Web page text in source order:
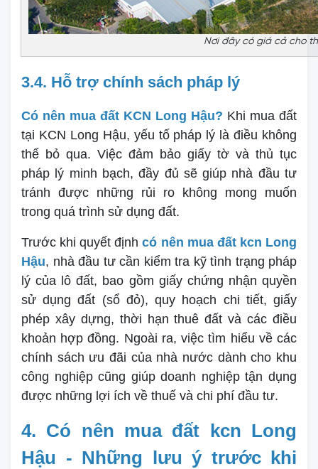
Nơi đây có giá cả cho
3.4. Hỗ trợ chính sách pháp lý
Có nên mua đất KCN Long Hậu? Khi mua đất
tại KCN Long Hậu, yếu tố pháp lý là điều không
thể bỏ qua. Việc đảm bảo giấy tờ và thủ tục
pháp lý minh bạch, đầy đủ sẽ giúp nhà đầu tư
tránh được những rủi ro không mong muốn
trong quá trình sử dụng đất.
Trước khi quyết địnhcó nên mua đất kcn Long
Hậu, nhà đầu tư cần kiểm tra kỹ tình trạng pháp
lý của lô đất, bao gồm giấy chứng nhận quyền
sử dụng đất (sổ đỏ), quy hoạch chi tiết, giấy
phép xây dựng, thời hạn thuê đất và các điều
khoản hợp đồng. Ngoài ra, việc tìm hiểu về các
chính sách ưu đãi của nhà nước dành cho khu
công nghiệp cũng giúp doanh nghiệp tận dụng
được những lợi ích về thuế và chi phí đầu tư.
4. Có nên mua đất kcn Long
Hậu - Những lưu ý trước khi